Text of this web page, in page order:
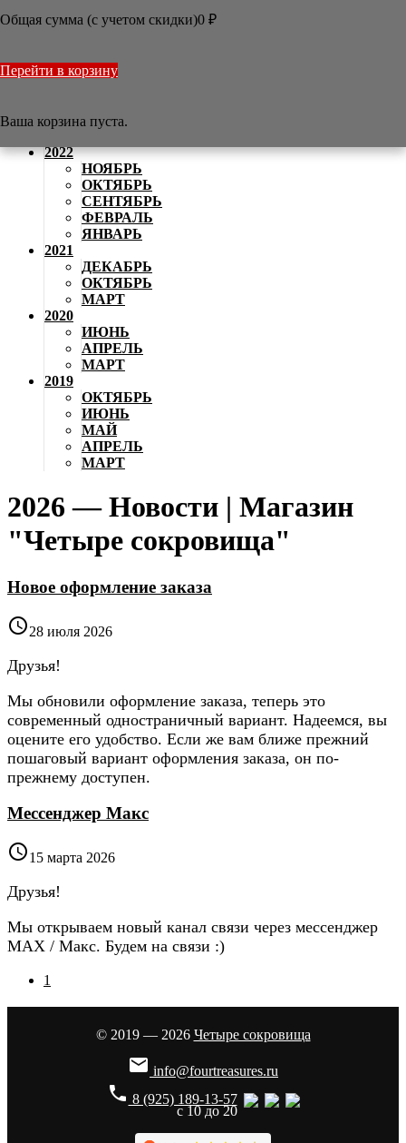
2024
АПРЕЛЬ
АВГУСТ
2022
НОЯБРЬ
ОКТЯБРЬ
СЕНТЯБРЬ
ФЕВРАЛЬ
ЯНВАРЬ
2021
ДЕКАБРЬ
ОКТЯБРЬ
МАРТ
2020
ИЮНЬ
АПРЕЛЬ
МАРТ
2019
ОКТЯБРЬ
ИЮНЬ
МАЙ
АПРЕЛЬ
МАРТ
2026 — Новости | Магазин
"Четыре сокровища"
Новое оформление заказа
28 июля 2026
Друзья!
Мы обновили оформление заказа, теперь это
современный одностраничный вариант. Надеемся, вы
оцените его удобство. Если же вам ближе прежний
пошаговый вариант оформления заказа, он по-
прежнему доступен.
Мессенджер Макс
15 марта 2026
Друзья!
Мы открываем новый канал связи через мессенджер
MAX / Макс. Будем на связи :)
1
© 2019 — 2026 Четыре сокровища
 info@fourtreasures.ru
phone 8 (925) 189-13-57
с 10 до 20
Общая сумма (с учетом скидки)0 ₽
Перейти в корзину
Ваша корзина пуста.